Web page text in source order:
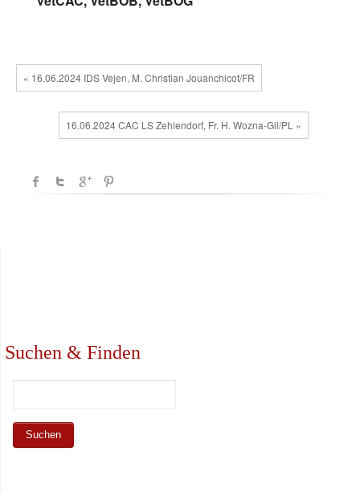
« 16.06.2024 IDS Vejen, M. Christian Jouanchicot/FR
16.06.2024 CAC LS Zehlendorf, Fr. H. Wozna-Gil/PL »
Suchen & Finden